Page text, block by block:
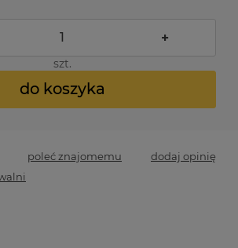
+
szt.
do koszyka
poleć znajomemu
dodaj opinię